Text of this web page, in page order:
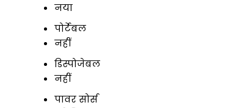
नया
पोर्टेबल
नहीं
डिस्पोजेबल
नहीं
पावर सोर्स